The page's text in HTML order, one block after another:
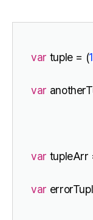
var tuple = (1
var
var tupleArr
var